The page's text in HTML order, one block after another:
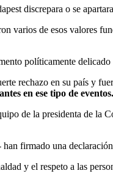
discrepara o se
varios de esos valores
políticamente
rechazo en su país y
en ese tipo de eventos.
de la presidenta de la
han firmado una
y el respeto a las